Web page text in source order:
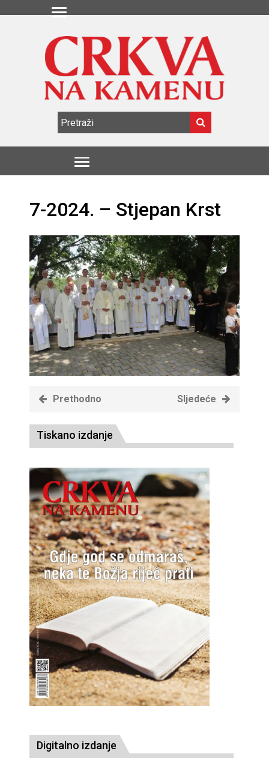
7-2024. – Stjepan Krst
Prethodno Sljedeće
Tiskano izdanje
Digitalno izdanje